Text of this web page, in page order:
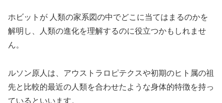
ホビットが 人類の家系図の中でどこに当てはまるのかを
解明し、人類の進化を理解するのに役立つかもしれませ
ん。
ルソン原人は、アウストラロピテクスや初期のヒト属の祖
先と比較的最近の人類を合わせたような身体的特徴を持っ
ているといいます。